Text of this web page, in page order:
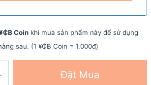
฿ Coin khi mua sản phẩm này để sử dụng
sau. (1 ¥₵฿ Coin = 1.000đ)
Đặt Mua